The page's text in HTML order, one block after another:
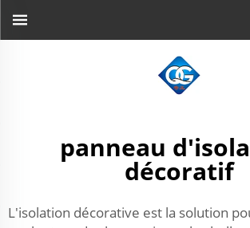
panneau
décoratif
L'isolation décorative est la solution